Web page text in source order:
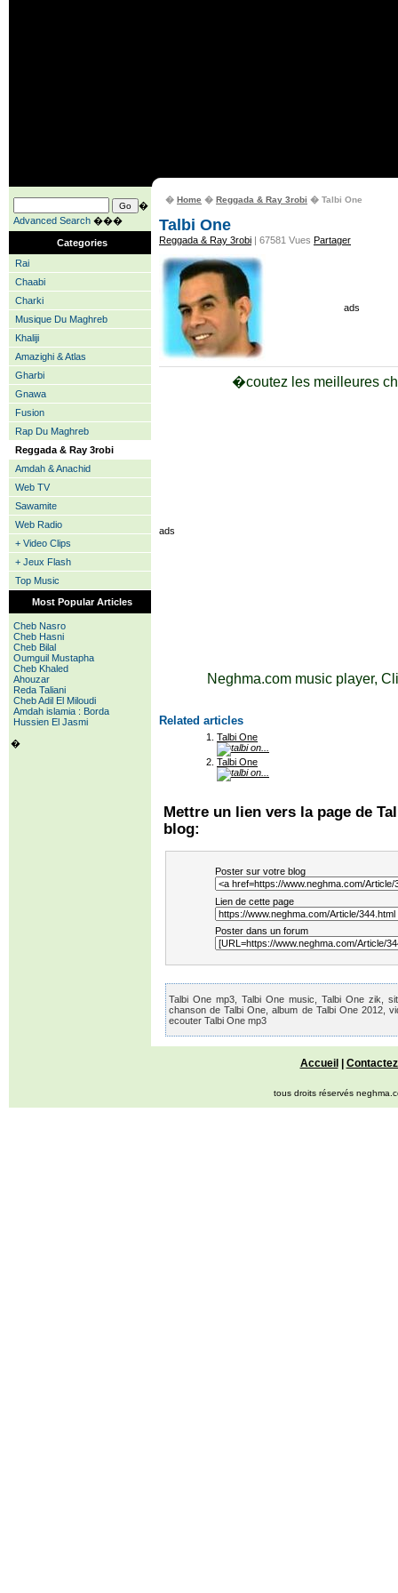
�
Advanced Search ���
Categories
Rai
Chaabi
Charki
Musique Du Maghreb
Khaliji
Amazighi & Atlas
Gharbi
Gnawa
Fusion
Rap Du Maghreb
Reggada & Ray 3robi
Amdah & Anachid
Web TV
Sawamite
Web Radio
+ Video Clips
+ Jeux Flash
Top Music
Most Popular Articles
Cheb Nasro
Cheb Hasni
Cheb Bilal
Oumguil Mustapha
Cheb Khaled
Ahouzar
Reda Taliani
Cheb Adil El Miloudi
Amdah islamia : Borda
Hussien El Jasmi
�
� Home � Reggada & Ray 3robi � Talbi One
Talbi One
Reggada & Ray 3robi | 67581 Vues Partager
ads
�coutez les meilleures
ads
Neghma.com music player,
Related articles
Talbi One
Talbi One
Mettre un lien vers la page de
blog:
Poster sur votre blog
Lien de cette page
Poster dans un forum
Talbi One mp3, Talbi One music, Talbi One zik,
chanson de Talbi One, album de Talbi One 2012,
ecouter Talbi One mp3
Accueil|
tous droits réservés